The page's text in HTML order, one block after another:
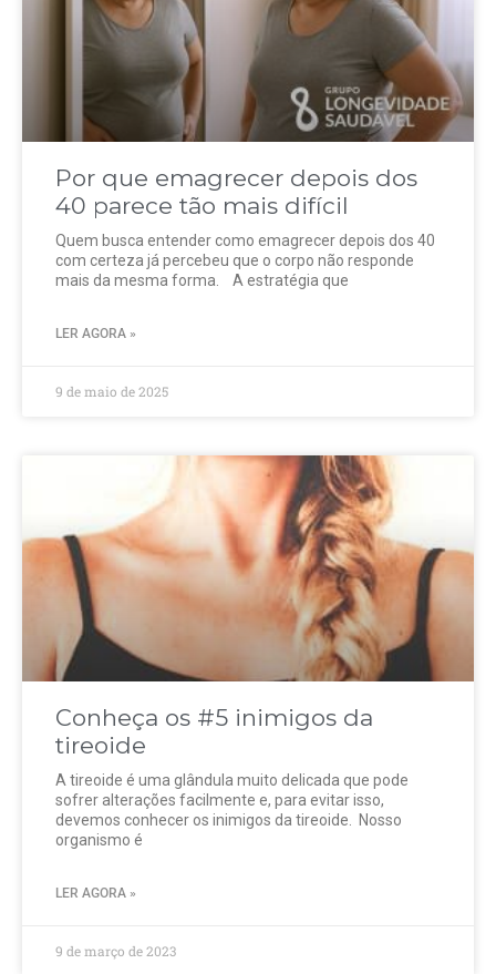
Por que emagrecer depois dos
40 parece tão mais difícil
Quem busca entender como emagrecer depois dos 40
com certeza já percebeu que o corpo não responde
mais da mesma forma. A estratégia que
LER AGORA »
9 de maio de 2025
Conheça os #5 inimigos da
tireoide
A tireoide é uma glândula muito delicada que pode
sofrer alterações facilmente e, para evitar isso,
devemos conhecer os inimigos da tireoide. Nosso
organismo é
LER AGORA »
9 de março de 2023